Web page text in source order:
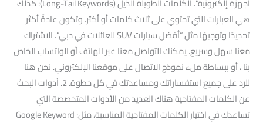
هي العبارات التي تحتوي على ثلاث كلمات أو أكثر. وتكون عادةً أكثر
تحديدًا وتوجيهًا مثل “أفضل سيارات SUV للعائلات في دبي”. الاشتراك
معنا سهل وسريع. يمكنك التواصل معنا عبر الهاتف أو الواتساب الخاص
بنا ، أو ببساطة ملء نموذج الاتصال على موقعنا الإلكتروني. نحن هنا
للرد على جميع استفساراتك ومساعدتك في كل خطوة. 2. أدوات البحث
عن الكلمات المفتاحية هناك العديد من الأدوات المتخصصة التي
تساعدك في اختيار الكلمات المفتاحية المناسبة، مثل: Google Keyword